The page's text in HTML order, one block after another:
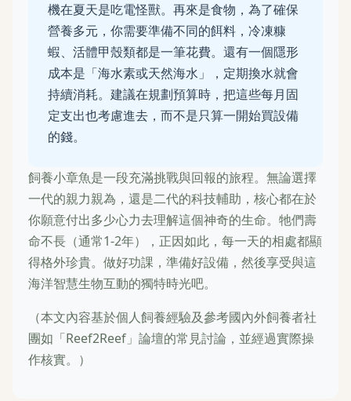
機在夏天是吃電怪獸。再來是食物，為了確保
營養多元，你需要準備不同的餌料，冷凍糠
蝦、活體甲殼類都是一筆花費。還有一個隱形
成本是「海水素或天然海水」，定期換水就會
持續消耗。建議在規劃預算時，把這些每月固
定支出也考慮進去，而不是只算一開始買設備
的錢。
飼養小章魚是一段充滿挑戰與回報的旅程。無論選擇
一代的親力親為，還是二代的科技輔助，核心都在於
你願意付出多少心力去理解這個神奇的生命。牠們壽
命不長（通常1-2年），正因如此，每一天的相處都顯
得格外珍貴。做好功課，準備好設備，然後享受與這
海洋智慧生物互動的獨特時光吧。
（本文內容基於個人飼養經驗及參考國內外飼養者社
團如「Reef2Reef」論壇的常見討論，並經過實際操
作核實。）